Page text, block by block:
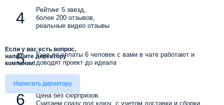
Рейтинг 5 звезд,
более 200 отзывов,
реальные видео отзывы
Еще до оплаты 6 человек с вами в чате работают и
доводят проект до идеала
Цена без сюрпризов.
Считаем сразу под ключ, с учетом доставки и сборки.
Если у вас есть вопрос,
напишите директору
компании!
Написать директору